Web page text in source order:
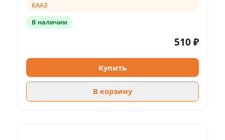
КААЗ
В наличии
510 ₽
Купить
В корзину